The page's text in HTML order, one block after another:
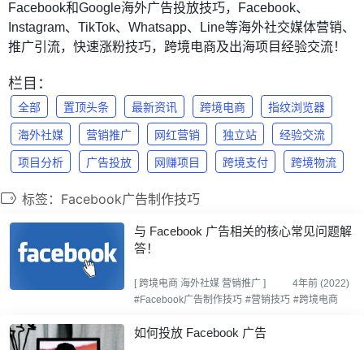
Facebook和Google海外广告投放技巧，Facebook、
Instagram、TikTok、Whatsapp、Line等海外社交媒体营销、
推广引流，快速涨粉技巧，跨境电商及出海项目经验交流！
栏目：
全部 置顶头条 最新资讯 跨境电商 指纹浏览器
海外社媒 营销推广 网红营销 独立站 经验交流
项目分析 广告投放 网赚项目 跨境支付 跨境物流
标签：Facebook广告制作技巧
与 Facebook 广告相关的核心常见问题解
答！
[跨境电商 海外社媒 营销推广 ]
4年前 (2022)
#Facebook广告制作技巧 #营销技巧 #跨境电商
如何投放 Facebook 广告